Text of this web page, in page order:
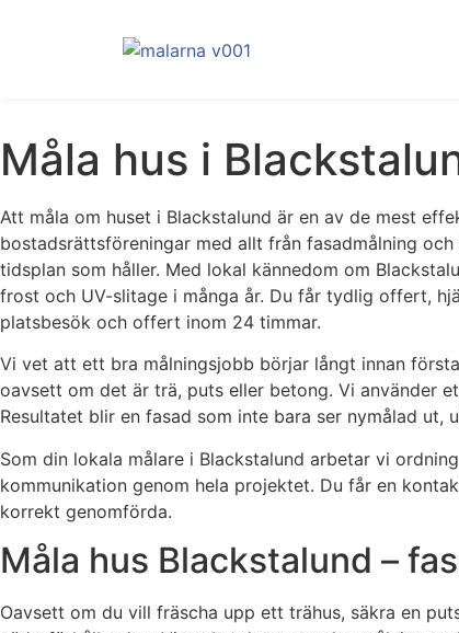
Måla hus i
Att måla om huset i Blackstalund är en av de mest
bostadsrättsföreningar med allt från fasadmålning
tidsplan som håller. Med lokal kännedom om
frost och UV-slitage i många år. Du får tydlig offert,
platsbesök och offert inom 24 timmar.
Vi vet att ett bra målningsjobb börjar långt innan
oavsett om det är trä, puts eller betong. Vi använder
Resultatet blir en fasad som inte bara ser nymålad
Som din lokala målare i Blackstalund arbetar vi
kommunikation genom hela projektet. Du får en
korrekt genomförda.
Måla hus Blackstalund –
Oavsett om du vill fräscha upp ett trähus, säkra en